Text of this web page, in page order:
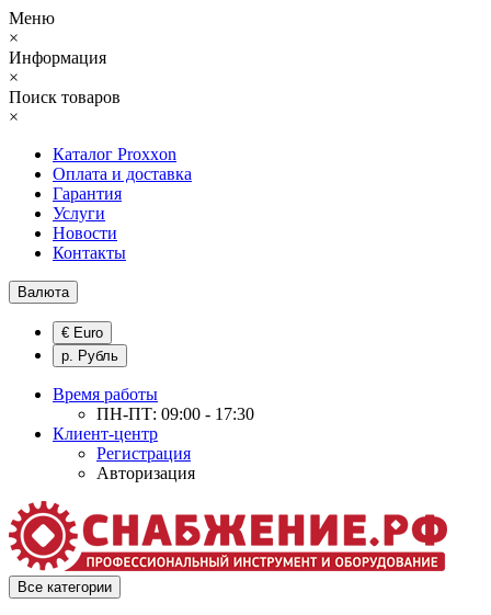
Меню
×
Информация
×
Поиск товаров
×
Каталог Proxxon
Оплата и доставка
Гарантия
Услуги
Новости
Контакты
Валюта
€ Euro
р. Рубль
Время работы
ПН-ПТ: 09:00 - 17:30
Клиент-центр
Регистрация
Авторизация
Все категории